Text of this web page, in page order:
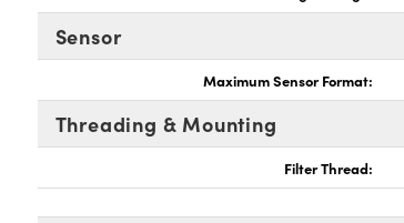
Sensor
Maximum Sensor Format:
Threading & Mounting
Filter Thread: